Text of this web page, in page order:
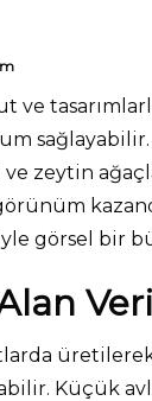
ve
zeytin
görsel bir
Küçük